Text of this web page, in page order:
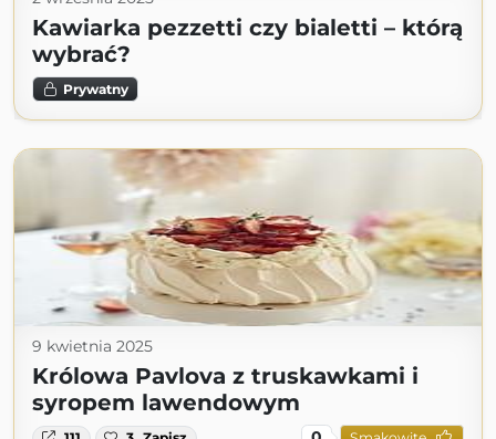
Kawiarka pezzetti czy bialetti – którą
wybrać?
Prywatny
9 kwietnia 2025
Królowa Pavlova z truskawkami i
syropem lawendowym